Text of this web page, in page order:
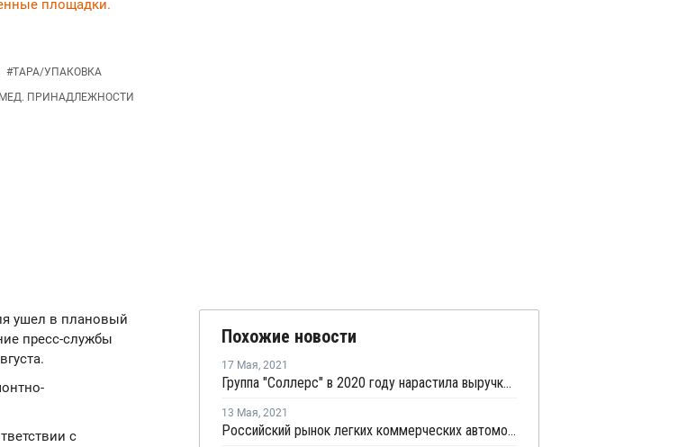
площадки.
#ТАРА/УПАКОВКА
ПРИНАДЛЕЖНОСТИ
ушел в плановый
пресс-службы
с
Похожие новости
17 Мая, 2021
Группа "Соллерс" в 2020 году нарастила выручку на 14%
13 Мая, 2021
Российский рынок легких коммерческих автомобилей в первом квартале остался на шестом месте в Европе